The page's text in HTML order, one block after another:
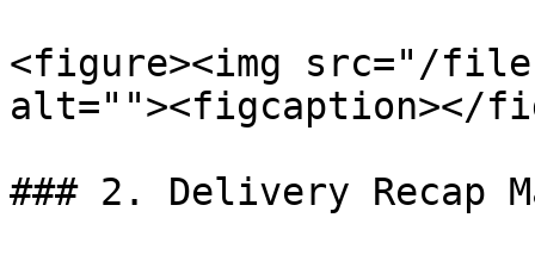
<figure><img src="/files/
alt=""><figcaption></
### 2. Delivery Recap